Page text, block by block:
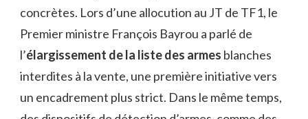
concrètes. Lors d’une allocution au JT de TF1, le
Premier ministre François Bayrou a parlé de
l’élargissement de la liste des armes blanches
interdites à la vente, une première initiative vers
un encadrement plus strict. Dans le même temps,